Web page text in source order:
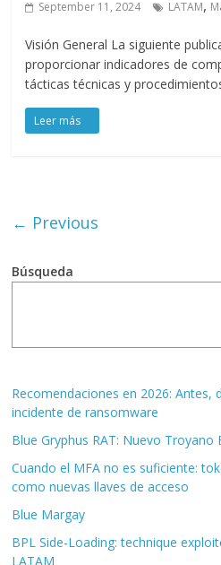
September 11, 2024 LATAM,
Visión General La siguiente
proporcionar indicadores de
tácticas técnicas y
← Previous
Búsqueda
Recomendaciones en 2026: Antes,
incidente de ransomware
Blue Gryphus RAT: Nuevo
Cuando el MFA no es suficiente:
como nuevas llaves de acceso
Blue Margay
BPL Side-Loading: technique
LATAM